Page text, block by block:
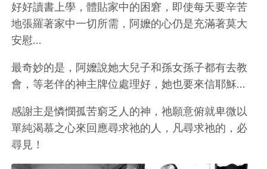
好好讀書上學，體貼家中的困窘，即使每天要辛苦
地張羅著家中一切所需，阿嬤的心仍是充滿著莫大
安慰…
最奇妙的是，阿嬤說她大兒子和孫女孫子都有去教
會，等老伴的神主牌位處理好，她也要來信耶穌…
感謝主是憐憫孤苦窮乏人的神，祂願意俯就卑微以
單純渴慕之心來回應尋求祂的人，凡尋求祂的，必
尋見！